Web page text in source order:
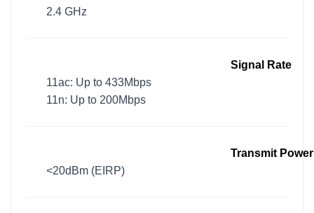
2.4 GHz
Signal Rate
11ac: Up to 433Mbps
11n: Up to 200Mbps
Transmit Power
<20dBm (EIRP)